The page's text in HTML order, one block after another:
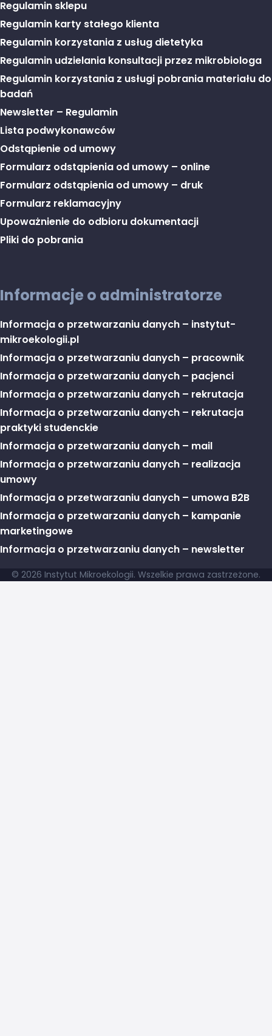
Regulamin sklepu
Regulamin karty stałego klienta
Regulamin korzystania z usług dietetyka
Regulamin udzielania konsultacji przez mikrobiologa
Regulamin korzystania z usługi pobrania materiału do
badań
Newsletter – Regulamin
Lista podwykonawców
Odstąpienie od umowy
Formularz odstąpienia od umowy – online
Formularz odstąpienia od umowy – druk
Formularz reklamacyjny
Upoważnienie do odbioru dokumentacji
Pliki do pobrania
Informacje o administratorze
Informacja o przetwarzaniu danych – instytut-
mikroekologii.pl
Informacja o przetwarzaniu danych – pracownik
Informacja o przetwarzaniu danych – pacjenci
Informacja o przetwarzaniu danych – rekrutacja
Informacja o przetwarzaniu danych – rekrutacja
praktyki studenckie
Informacja o przetwarzaniu danych – mail
Informacja o przetwarzaniu danych – realizacja
umowy
Informacja o przetwarzaniu danych – umowa B2B
Informacja o przetwarzaniu danych – kampanie
marketingowe
Informacja o przetwarzaniu danych – newsletter
© 2026 Instytut Mikroekologii. Wszelkie prawa zastrzeżone.